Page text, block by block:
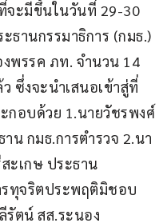
จะมีขึ้นในวันที่ 29-30
ธานกรรมาธิการ (กมธ.)
พรรค ภท. จำนวน 14
ซึ่งจะนำเสนอเข้าสู่ที่
กอบด้วย 1.นายวัชรพงศ์
น กมธ.การตำรวจ 2.นา
ะเกษ ประธาน
ทุจริตประพฤติมิชอบ
รัตน์ สส.ระนอง